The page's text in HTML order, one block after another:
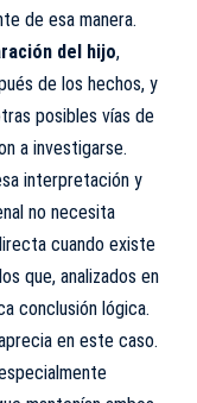
de esa manera.
del hijo,
de los hechos, y
posibles vías de
a investigarse.
interpretación y
no necesita
cuando existe
que, analizados en
conclusión lógica.
en este caso.